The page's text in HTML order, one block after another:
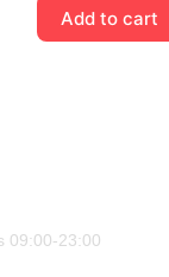
Add to cart
09:00-23:00